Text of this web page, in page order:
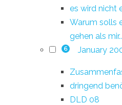
es wird nicht
Warum solls
gehen als
6 January
dringend
DLD 08